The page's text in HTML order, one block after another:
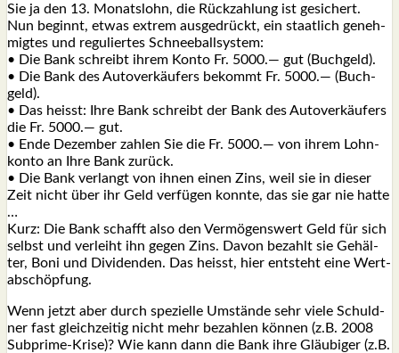
Sie ja den 13. Monats­lohn, die Rück­zah­lung ist gesi­chert.
Nun beginnt, etwas extrem aus­ge­drückt, ein staat­lich geneh­
mig­tes und regu­lier­tes Schnee­ball­sys­tem:
• Die Bank schreibt ihrem Kon­to Fr. 5000.— gut (Buch­geld).
• Die Bank des Auto­ver­käu­fers bekommt Fr. 5000.— (Buch­
geld).
• Das heisst: Ihre Bank schreibt der Bank des Auto­ver­käu­fers
die Fr. 5000.— gut.
• Ende Dezem­ber zah­len Sie die Fr. 5000.— von ihrem Lohn­
kon­to an Ihre Bank zurück.
• Die Bank ver­langt von ihnen einen Zins, weil sie in die­ser
Zeit nicht über ihr Geld ver­fü­gen konn­te, das sie gar nie hat­te
…
Kurz: Die Bank schafft also den Ver­mö­gens­wert Geld für sich
selbst und ver­leiht ihn gegen Zins. Davon bezahlt sie Gehäl­
ter, Boni und Divi­den­den. Das heisst, hier ent­steht eine Wert­
ab­schöp­fung.
Wenn jetzt aber durch spe­zi­el­le Umstän­de sehr vie­le Schuld­
ner fast gleich­zei­tig nicht mehr bezah­len kön­nen (z.B. 2008
Sub­prime-Kri­se)? Wie kann dann die Bank ihre Gläu­bi­ger (z.B.